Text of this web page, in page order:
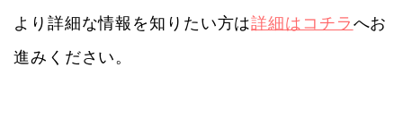
より詳細な情報を知りたい方は詳細はコチラ へお
進みください。